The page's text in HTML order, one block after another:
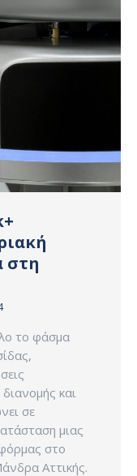
στη
το φάσμα
και
σε
μιας
στο
Αττικής.